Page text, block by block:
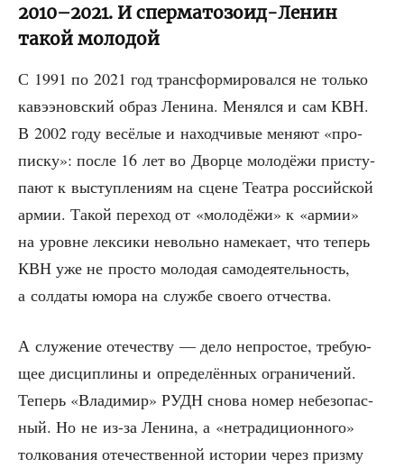
2010–2021. И сперматозоид-Ленин
такой молодой
С 1991 по 2021 год транс­фор­ми­ро­вал­ся не толь­ко
кавэ­энов­ский образ Лени­на. Менял­ся и сам КВН.
В 2002 году весё­лые и наход­чи­вые меня­ют «про­
пис­ку»: после 16 лет во Двор­це моло­дё­жи при­сту­
па­ют к выступ­ле­ни­ям на сцене Теат­ра рос­сий­ской
армии. Такой пере­ход от «моло­дё­жи» к «армии»
на уровне лек­си­ки неволь­но наме­ка­ет, что теперь
КВН уже не про­сто моло­дая само­де­я­тель­ность,
а сол­да­ты юмо­ра на служ­бе сво­е­го отчества.
А слу­же­ние оте­че­ству — дело непро­стое, тре­бу­ю­
щее дис­ци­пли­ны и опре­де­лён­ных огра­ни­че­ний.
Теперь «Вла­ди­мир» РУДН сно­ва номер небез­опас­
ный. Но не из-за Лени­на, а «нетра­ди­ци­он­но­го»
тол­ко­ва­ния оте­че­ствен­ной исто­рии через приз­му